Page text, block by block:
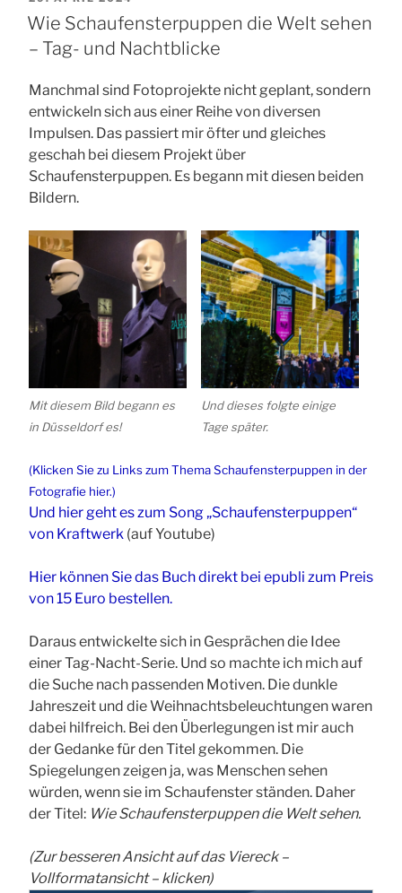
AM
Wie Schaufensterpuppen die Welt sehen
– Tag- und Nachtblicke
Manchmal sind Fotoprojekte nicht geplant, sondern
entwickeln sich aus einer Reihe von diversen
Impulsen. Das passiert mir öfter und gleiches
geschah bei diesem Projekt über
Schaufensterpuppen. Es begann mit diesen beiden
Bildern.
Mit diesem Bild begann es
in Düsseldorf es!
Und dieses folgte einige
Tage später.
(Klicken Sie zu Links zum Thema Schaufensterpuppen in der
Fotografie hier.)
Und hier geht es zum Song „Schaufensterpuppen“
von Kraftwerk (auf Youtube)
Hier können Sie das Buch direkt bei epubli zum Preis
von 15 Euro bestellen.
Daraus entwickelte sich in Gesprächen die Idee
einer Tag-Nacht-Serie. Und so machte ich mich auf
die Suche nach passenden Motiven. Die dunkle
Jahreszeit und die Weihnachtsbeleuchtungen waren
dabei hilfreich. Bei den Überlegungen ist mir auch
der Gedanke für den Titel gekommen. Die
Spiegelungen zeigen ja, was Menschen sehen
würden, wenn sie im Schaufenster ständen. Daher
der Titel: Wie Schaufensterpuppen die Welt sehen.
(Zur besseren Ansicht auf das Viereck –
Vollformatansicht – klicken)